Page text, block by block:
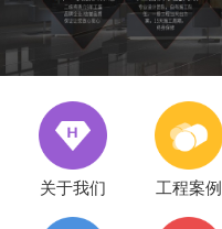
关于我们 工程案例